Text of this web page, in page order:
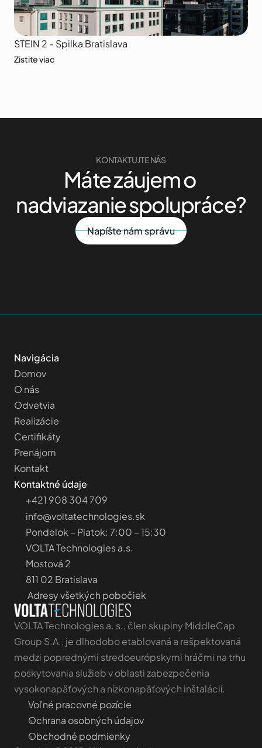
STEIN 2 - Spilka Bratislava
Zistite viac
KONTAKTUJTE NÁS
Máte záujem o
nadviazanie spolupráce?
Napíšte nám správu
Navigácia
Domov
O nás
Odvetvia
Realizácie
Certifikáty
Prenájom
Kontakt
Kontaktné údaje
+421 908 304 709
info@voltatechnologies.sk
Pondelok – Piatok: 7:00 – 15:30
VOLTA Technologies a.s.
Mostová 2
811 02 Bratislava
Adresy všetkých pobočiek
VOLTA Technologies a. s., člen skupiny MiddleCap
Group S.A., je dlhodobo etablovaná a rešpektovaná
medzi poprednými stredoeurópskymi hráčmi na trhu
poskytovania služieb v oblasti zabezpečenia
vysokonapäťových a nízkonapäťových inštalácií.
Voľné pracovné pozície
Ochrana osobných údajov
Obchodné podmienky